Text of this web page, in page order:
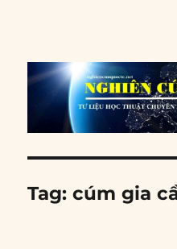
Tag:cúm gia